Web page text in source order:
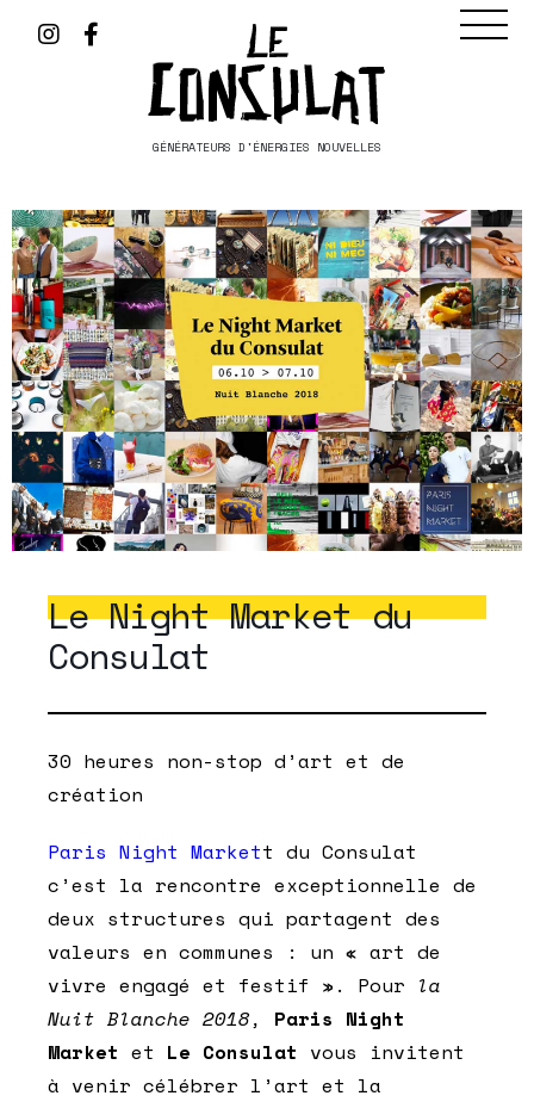
GÉNÉRATEURS D'ÉNERGIES NOUVELLES
Le Night Market du
Consulat
30 heures non-stop d’art et de
création
Paris Night Markett du Consulat
c’est la rencontre exceptionnelle de
deux structures qui partagent des
valeurs en communes : un « art de
vivre engagé et festif ». Pour la
Nuit Blanche 2018,
Paris Night
Market et Le Consulat vous invitent
à venir célébrer l’art et la